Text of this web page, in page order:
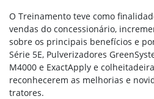
O Treinamento teve como
vendas do concessionário,
sobre os principais benefícios e
Série 5E, Pulverizadores
M4000 e ExactApply e
reconhecerem as melhorias e
tratores.